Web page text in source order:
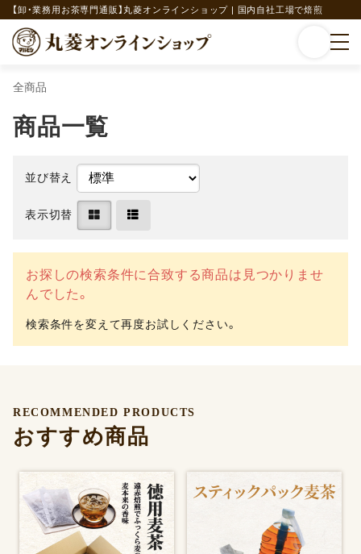
【卸・業務用お茶専門通販】丸菱オンラインショップ | 国内自社工場で焙煎
全商品
商品一覧
並び替え
表示切替
お探しの検索条件に合致する商品は見つかりませ
んでした。
おすすめ商品
RECOMMENDED PRODUCTS